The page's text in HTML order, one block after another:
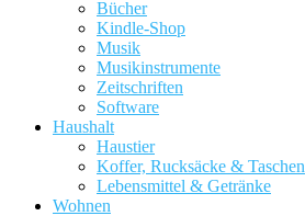
Bücher
Kindle-Shop
Musik
Musikinstrumente
Zeitschriften
Software
Haushalt
Haustier
Koffer, Rucksäcke & Taschen
Lebensmittel & Getränke
Wohnen